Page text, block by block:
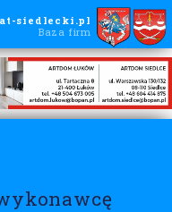
siedlecki.pl
Baza firm